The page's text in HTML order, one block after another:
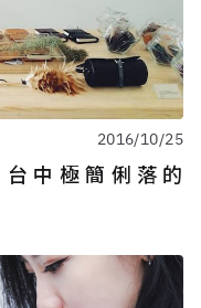
2016/10/25
中極簡俐落的